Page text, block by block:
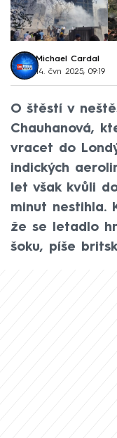
Michael Cardal
14. čvn 2025, 09:19
O štěstí v
Chauhanová,
vracet do
indických
let však kvůli
minut nestihla.
že se letadlo
šoku, píše